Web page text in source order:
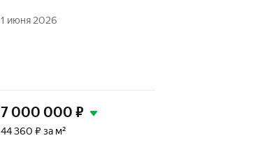
1 июня 2026
7 000 000 ₽
44 360 ₽ за м²